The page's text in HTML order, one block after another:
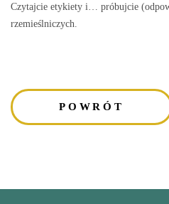
Czytajcie etykiety i… próbujcie
rzemieślniczych.
POWRÓT